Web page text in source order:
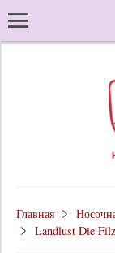
Главная
Landlust Die